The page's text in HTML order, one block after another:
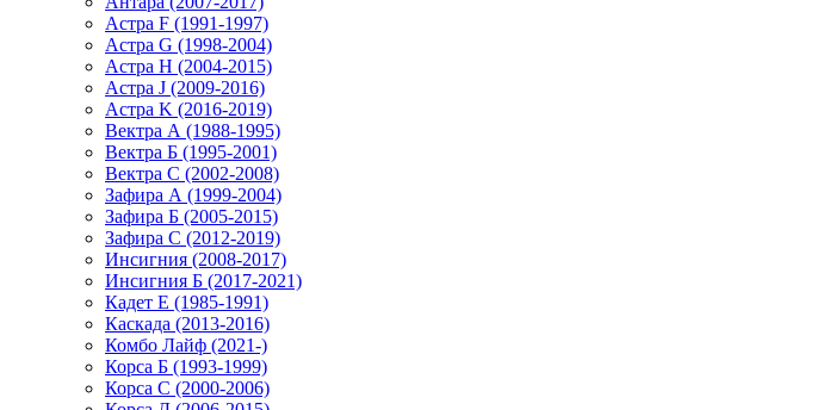
Астра F (1991-1997)
Астра G (1998-2004)
Астра H (2004-2015)
Астра J (2009-2016)
Астра K (2016-2019)
Вектра А (1988-1995)
Вектра Б (1995-2001)
Вектра С (2002-2008)
Зафира А (1999-2004)
Зафира Б (2005-2015)
Зафира С (2012-2019)
Инсигния (2008-2017)
Инсигния Б (2017-2021)
Кадет Е (1985-1991)
Каскада (2013-2016)
Комбо Лайф (2021-)
Корса Б (1993-1999)
Корса С (2000-2006)